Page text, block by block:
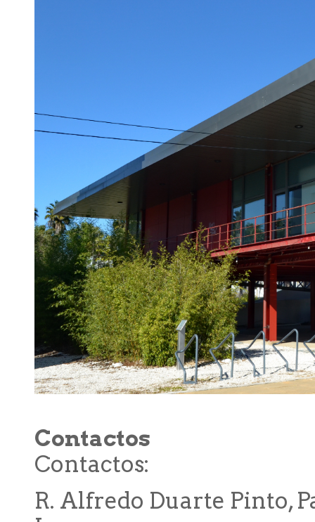
Contactos
Contactos:
R. Alfredo Duarte Pinto,